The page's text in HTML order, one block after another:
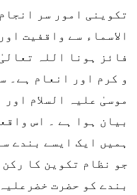
تکوینی امور سر
الاسماء سے واقفیت
فائز ہونا اللہ
و کرم اور انعام ہے۔
موسیٰ علیہ السلام اور
بیان ہوا ہے ۔ اس
ہمیں ایک ایسے بندے
جو نظام تکوین کا
بندے کو حضرت